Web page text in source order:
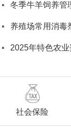
冬季牛羊饲养管
养殖场常用消毒
2025年特色农
社会保险